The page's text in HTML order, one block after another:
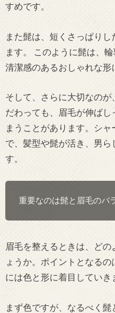
すめです。
また髭は、短くさっぱり
ます。 このように髭は、
清潔感のあるおしゃれな形
そして、さらに大切なのが
だわっても、眉毛が伸ば
まうことがあります。シ
で、髪型や髭が活き、男
す。
重要なのは髭と眉毛のバ
眉毛を整えるときは、ど
ょうか。ポイントとなる
には色と形に着目していき
まず色ですが、なるべく